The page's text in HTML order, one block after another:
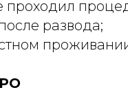
проходил
развода;